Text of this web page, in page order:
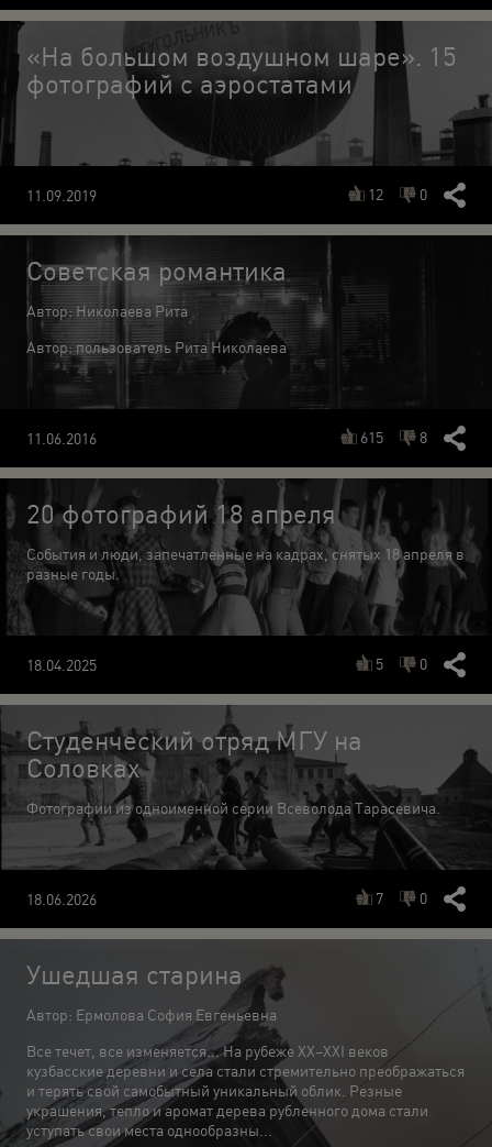
«На большом воздушном шаре». 15
фотографий с аэростатами
11.09.2019 12 0
Советская романтика
Автор: Николаева Рита
Автор: пользователь Рита Николаева
11.06.2016 615 8
20 фотографий 18 апреля
События и люди, запечатленные на кадрах, снятых 18 апреля в
разные годы.
18.04.2025 5 0
Студенческий отряд МГУ на
Соловках
Фотографии из одноименной серии Всеволода Тарасевича.
18.06.2026 7 0
Ушедшая старина
Автор: Ермолова София Евгеньевна
Все течет, все изменяется... На рубеже XX–XXI веков
кузбасские деревни и села стали стремительно преображаться
и терять свой самобытный уникальный облик. Резные
украшения, тепло и аромат дерева рубленного дома стали
уступать свои места однообразны...